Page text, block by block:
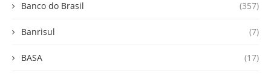
Banco do Brasil (357)
Banrisul (7)
BASA (17)